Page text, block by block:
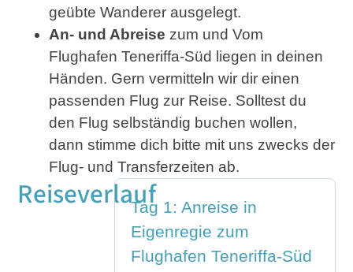
geübte Wanderer ausgelegt.
An- und Abreise zum und Vom
Flughafen Teneriffa-Süd liegen in deinen
Händen. Gern vermitteln wir dir einen
passenden Flug zur Reise. Solltest du
den Flug selbständig buchen wollen,
dann stimme dich bitte mit uns zwecks der
Flug- und Transferzeiten ab.
ReiseverlaufTag 1: Anreise in
Eigenregie zum
Flughafen Teneriffa-Süd